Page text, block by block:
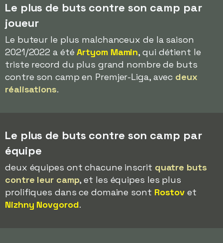
Le plus de buts contre son camp par
joueur
Le buteur le plus malchanceux de la saison
2021/2022 a étéArtyom Mamin, qui détient le
triste record du plus grand nombre de buts
contre son camp en Premjer-Liga, avec deux
réalisations.
Le plus de buts contre son camp par
équipe
deux équipes ont chacune inscrit quatre buts
contre leur camp, et les équipes les plus
prolifiques dans ce domaine sont Rostov et
Nizhny Novgorod.